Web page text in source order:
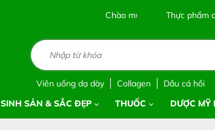
Chào mừng bạn đến với Nhà
Thực phẩm
Viên uống dạ dày Collagen
Dầu cá hồi
SINH SẢN & SẮC ĐẸP THUỐC DƯỢC MỸ